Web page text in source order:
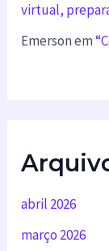
virtual,
Emersonem
abril 2026
março 2026